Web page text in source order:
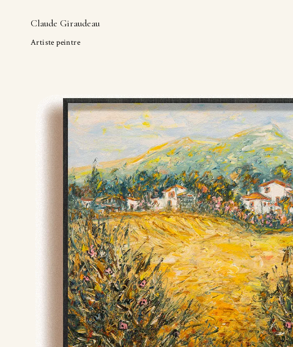
Claude Giraudeau
Artiste peintre